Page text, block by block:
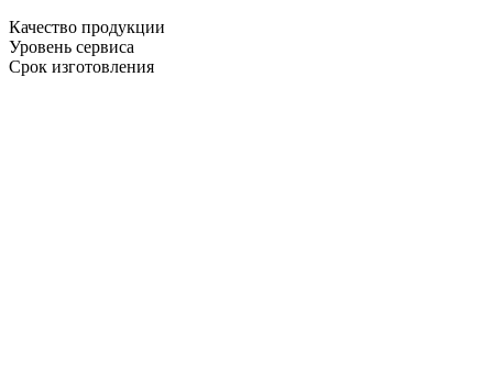
Качество продукции
Уровень сервиса
Срок изготовления